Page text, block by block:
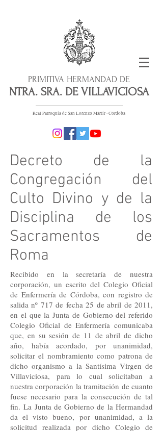
PRIMITIVA HERMANDAD DE
NTRA. SRA. DE VILLAVICIOSA
Real Parroquia de San Lorenzo Mártir · Córdoba
Decreto de la
Congregación del
Culto Divino y de la
Disciplina de los
Sacramentos de
Roma
Recibido en la secretaría de nuestra
corporación, un escrito del Colegio Oficial
de Enfermería de Córdoba, con registro de
salida nº 717 de fecha 25 de abril de 2011,
en el que la Junta de Gobierno del referido
Colegio Oficial de Enfermería comunicaba
que, en su sesión de 11 de abril de dicho
año, había acordado, por unanimidad,
solicitar el nombramiento como patrona de
dicho organismo a la Santísima Virgen de
Villaviciosa, para lo cual solicitaban a
nuestra corporación la tramitación de cuanto
fuese necesario para la consecución de tal
fin. La Junta de Gobierno de la Hermandad
da el visto bueno, por unanimidad, a la
solicitud realizada por dicho Colegio de